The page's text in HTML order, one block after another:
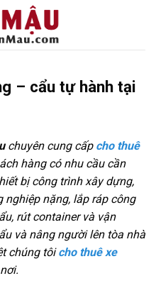
– cẩu tự hành tại
chuyên cung cấp cho thuê
hàng có nhu cầu cần
bị công trình xây dựng,
nghiệp nặng, lắp ráp công
rút container và vận
và nâng người lên tòa nhà
chúng tôi cho thuê xe